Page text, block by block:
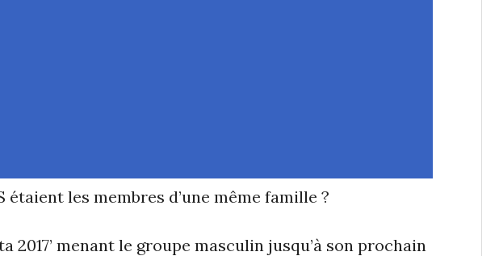
étaient les membres d’une même famille ?
2017’ menant le groupe masculin jusqu’à son prochain